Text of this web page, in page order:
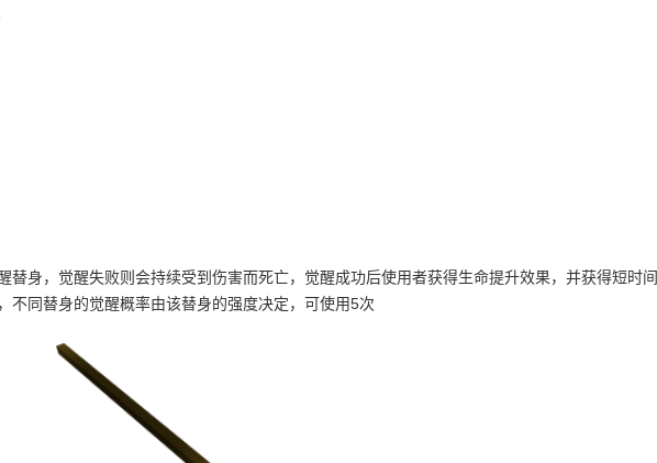
替身，觉醒失败则会持续受到伤害而死亡，觉醒成功后使用者获得生命提升效果，并获得短时间
不同替身的觉醒概率由该替身的强度决定，可使用5次